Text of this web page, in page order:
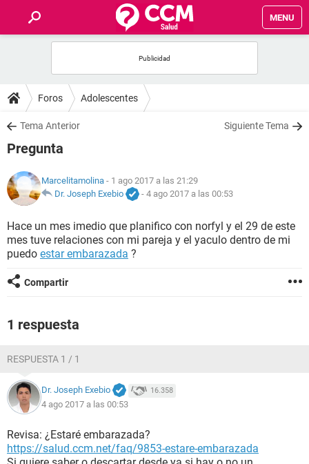
MENU
FOROS
SALUD
FAMILIA
NUTRICIÓN
BIENESTAR
Foros Adolescentes
Tema Anterior Siguiente Tema
Pregunta
Marcelitamolina - 1 ago 2017 a las 21:29
Dr. Joseph Exebio
- 4 ago 2017 a las 00:53
Hace un mes imedio que planifico con norfyl y el 29 de este
mes tuve relaciones con mi pareja y el yaculo dentro de mi
puedo estar embarazada ?
Compartir
1 respuesta
RESPUESTA 1 / 1
Dr. Joseph Exebio 16.358
4 ago 2017 a las 00:53
Revisa: ¿Estaré embarazada?
https://salud.ccm.net/faq/9853-estare-embarazada